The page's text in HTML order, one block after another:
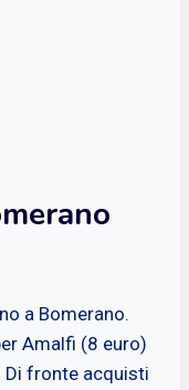
a Bomerano.
Amalfi (8 euro)
Di fronte acquisti